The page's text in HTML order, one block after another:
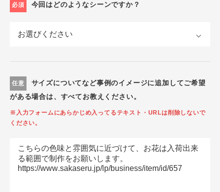
必須 今回はどのようなシーンですか？
任意
サイズについてなど事例のイメージに追加してご希望
がある場合は、すべてお教えください。
※入力フォームにあらかじめ入ってるテキスト・URLは削除しないで
ください。